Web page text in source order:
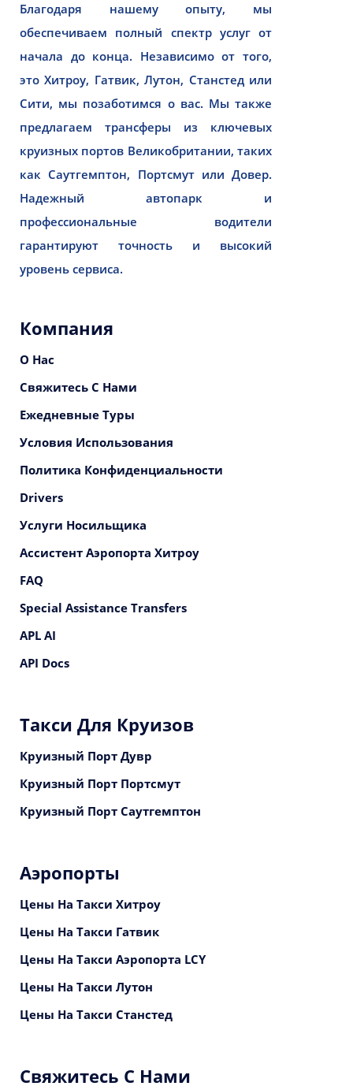
Благодаря нашему опыту, мы
обеспечиваем полный спектр услуг от
начала до конца. Независимо от того,
это Хитроу, Гатвик, Лутон, Станстед или
Сити, мы позаботимся о вас. Мы также
предлагаем трансферы из ключевых
круизных портов Великобритании, таких
как Саутгемптон, Портсмут или Довер.
Надежный автопарк и
профессиональные водители
гарантируют точность и высокий
уровень сервиса.
Компания
О Нас
Свяжитесь С Нами
Ежедневные Туры
Условия Использования
Политика Конфиденциальности
Drivers
Услуги Носильщика
Ассистент Аэропорта Хитроу
FAQ
Special Assistance Transfers
APL AI
API Docs
Такси Для Круизов
Круизный Порт Дувр
Круизный Порт Портсмут
Круизный Порт Саутгемптон
Аэропорты
Цены На Такси Хитроу
Цены На Такси Гатвик
Цены На Такси Аэропорта LCY
Цены На Такси Лутон
Цены На Такси Станстед
Свяжитесь С Нами